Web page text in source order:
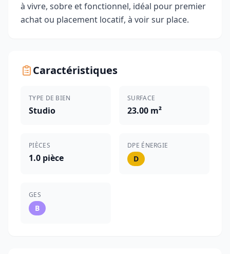
à vivre, sobre et fonctionnel, idéal pour premier
achat ou placement locatif, à voir sur place.
Caractéristiques
TYPE DE BIEN
Studio
SURFACE
23.00 m²
PIÈCES
1.0 pièce
DPE ÉNERGIE
D
GES
B